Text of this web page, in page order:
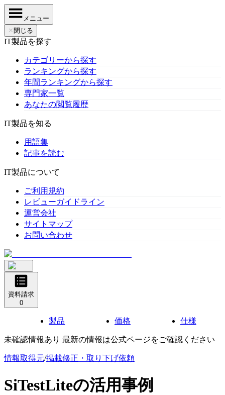
メニュー
✕ 閉じる
IT製品を探す
カテゴリーから探す
ランキングから探す
年間ランキングから探す
専門家一覧
あなたの閲覧履歴
IT製品を知る
用語集
記事を読む
IT製品について
ご利用規約
レビューガイドライン
運営会社
サイトマップ
お問い合わせ
資料請求
0
製品 価格 仕様
未確認情報あり 最新の情報は公式ページをご確認ください
情報取得元/掲載修正・取り下げ依頼
SiTestLiteの活用事例